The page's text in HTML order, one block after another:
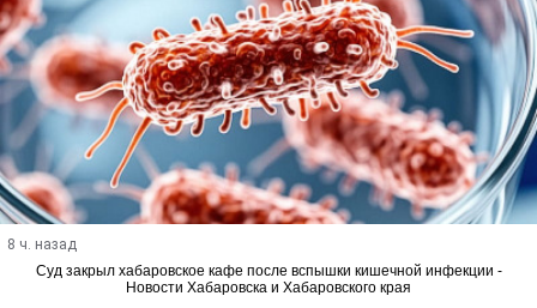
8 ч. назад
Суд закрыл хабаровское кафе после вспышки кишечной инфекции -
Новости Хабаровска и Хабаровского края